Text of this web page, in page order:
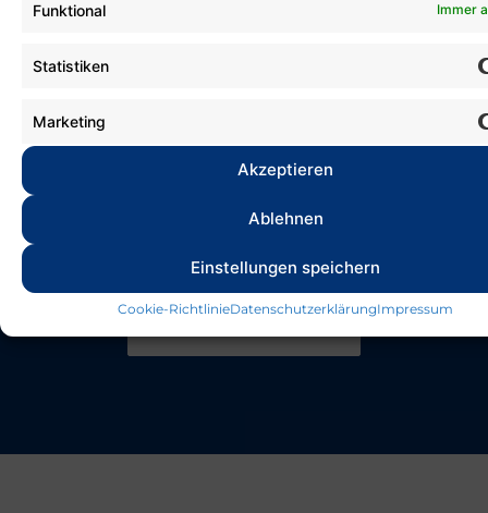
Funktional Immer
Statistiken
Marketing
Akzeptieren
Ablehnen
Einstellungen speichern
Cookie-RichtlinieDatenschutzerklärungImpressum
Schwimmhalle in Erfurt
Zur Süddeutschen Meisterschaft traten
am vergangenen Wochenende 24